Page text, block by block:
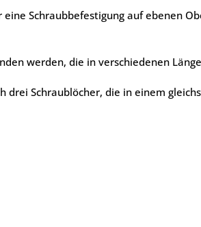
Schraubbefestigung auf ebenen
werden, die in verschiedenen
drei Schraublöcher, die in einem